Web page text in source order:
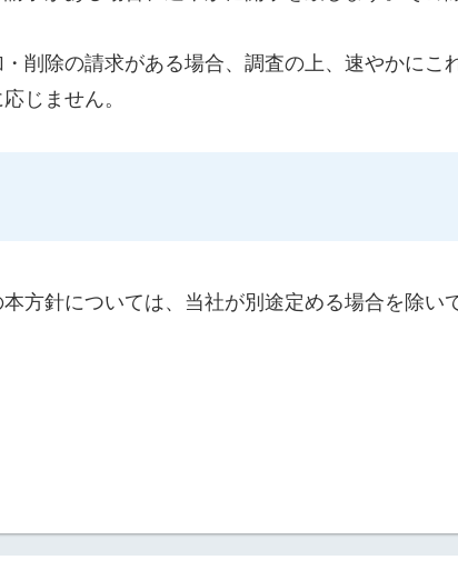
削除の請求がある場合、調査の上、速やかにこ
じません。
方針については、当社が別途定める場合を除い